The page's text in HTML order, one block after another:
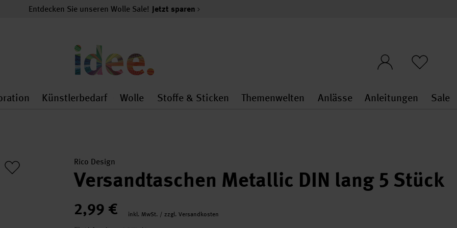
Entdecken Sie unseren Wolle Sale! Jetzt sparen
general.openMenu
Dekoration general.openMenu
Künstlerbedarf
Künstlerbedarf general.openMenu
Wolle
Wolle general.openMenu
Stoffe & Sticken
Stoffe & Sticken general.openMenu
Themenwelten
Themenwelten
Anlässe
Anlässe
Anleitungen Sale
Rico Design
Versandtaschen Metallic DIN lang 5 Stück
2,99 €
inkl. MwSt. / zzgl. Versandkosten